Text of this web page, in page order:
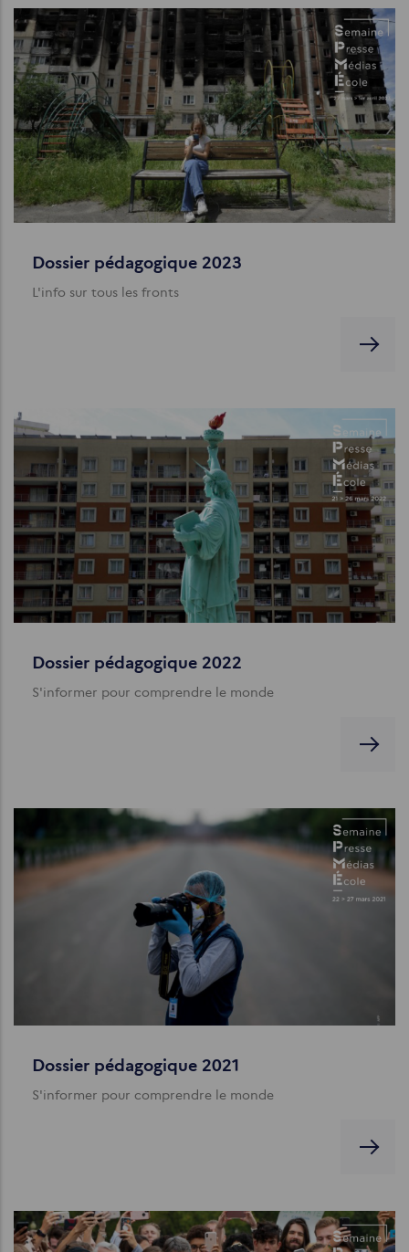
Dossier pédagogique 2023
L'info sur tous les fronts
Dossier pédagogique 2022
S'informer pour comprendre le monde
Dossier pédagogique 2021
S'informer pour comprendre le monde